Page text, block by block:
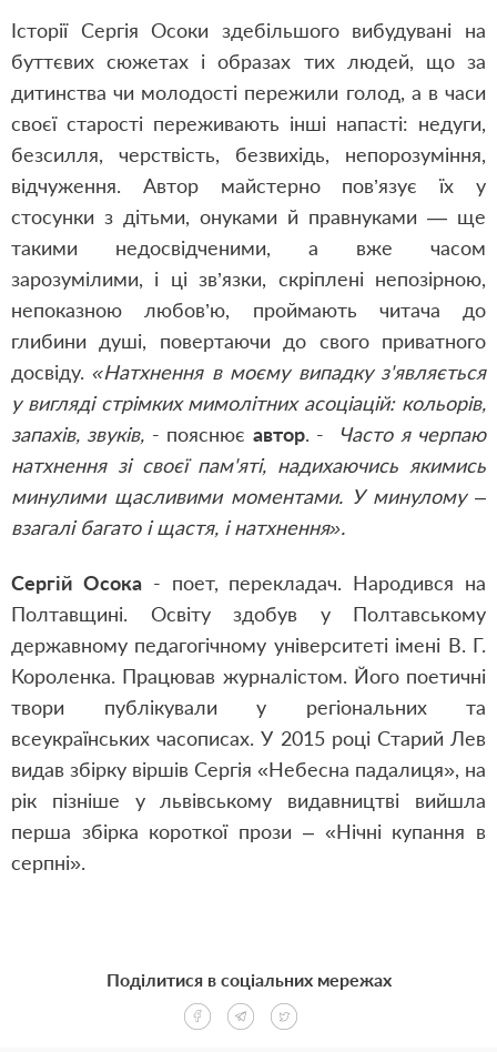
Історії Сергія Осоки здебільшого вибудувані на
буттєвих сюжетах і образах тих людей, що за
дитинства чи молодості пережили голод, а в часи
своєї старості переживають інші напасті: недуги,
безсилля, черствість, безвихідь, непорозуміння,
відчуження. Автор майстерно пов’язує їх у
стосунки з дітьми, онуками й правнуками — ще
такими недосвідченими, а вже часом
зарозумілими, і ці зв’язки, скріплені непозірною,
непоказною любов’ю, проймають читача до
глибини душі, повертаючи до свого приватного
досвіду.«Натхнення в моєму випадку з'являється
у вигляді стрімких мимолітних асоціацій: кольорів,
запахів, звуків, - пояснює автор. - Часто я черпаю
натхнення зі своєї пам'яті, надихаючись якимись
минулими щасливими моментами. У минулому –
взагалі багато і щастя, і натхнення».
Сергій Осока- поет, перекладач. Народився на
Полтавщині. Освіту здобув у Полтавському
державному педагогічному університеті імені В. Г.
Короленка. Працював журналістом. Його поетичні
твори публікували у регіональних та
всеукраїнських часописах. У 2015 році Старий Лев
видав збірку віршів Сергія «Небесна падалиця», на
рік пізніше у львівському видавництві вийшла
перша збірка короткої прози – «Нічні купання в
серпні».
Поділитися в соціальних мережах